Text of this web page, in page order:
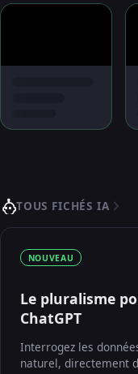
TOUS FICHÉS IA
NOUVEAU
Le pluralisme
ChatGPT
Interrogez les
naturel, directement